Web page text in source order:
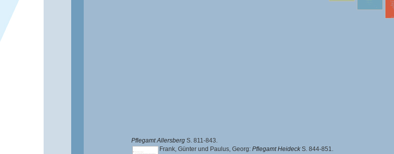
Pflegamt Allersberg S. 811-843.
Frank, Günter und Paulus, Georg: Pflegamt Heideck S. 844-851.